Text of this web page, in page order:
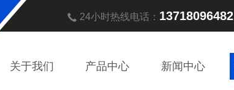
24小时热线电话： 13718096482
关于我们 产品中心 新闻中心